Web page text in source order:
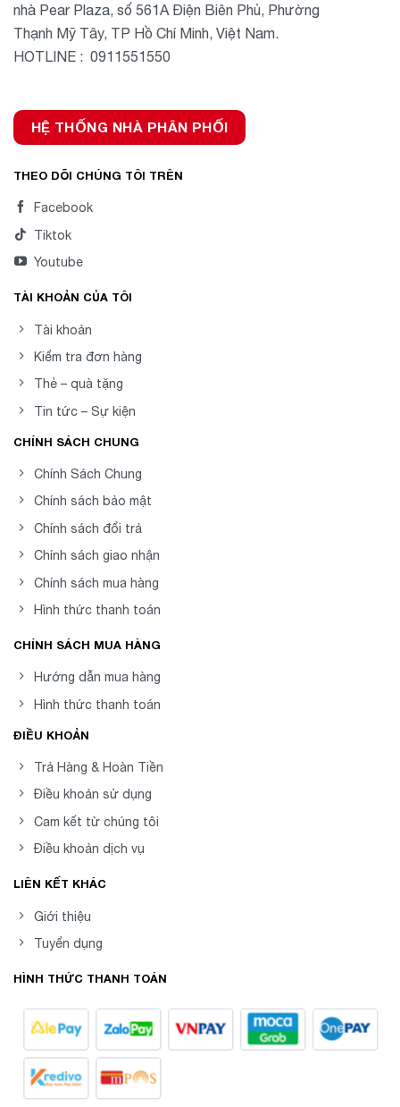
nhà Pear Plaza, số 561A Điện Biên Phủ, Phường
Thạnh Mỹ Tây, TP Hồ Chí Minh, Việt Nam.
HOTLINE : 0911551550
HỆ THỐNG NHÀ PHÂN PHỐI
THEO DÕI CHÚNG TÔI TRÊN
Facebook
Tiktok
Youtube
TÀI KHOẢN CỦA TÔI
Tài khoản
Kiểm tra đơn hàng
Thẻ – quà tặng
Tin tức – Sự kiện
CHÍNH SÁCH CHUNG
Chính Sách Chung
Chính sách bảo mật
Chính sách đổi trả
Chính sách giao nhận
Chính sách mua hàng
Hình thức thanh toán
CHÍNH SÁCH MUA HÀNG
Hướng dẫn mua hàng
Hình thức thanh toán
ĐIỀU KHOẢN
Trả Hàng & Hoàn Tiền
Điều khoản sử dụng
Cam kết từ chúng tôi
Điều khoản dịch vụ
LIÊN KẾT KHÁC
Giới thiệu
Tuyển dụng
HÌNH THỨC THANH TOÁN